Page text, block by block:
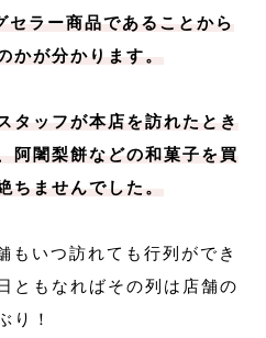
セラー商品であることから
かが分かります。
タッフが本店を訪れたとき
阿闍梨餅などの和菓子を買
ちませんでした。
もいつ訪れても行列ができ
ともなればその列は店舗の
り！